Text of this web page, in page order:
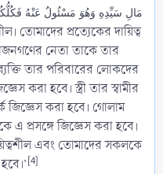
مَالِ سَيِّدِهِ وَهُوَ مَسْئُولٌ عَنْهُ
তোমাদের প্রত্যেকের দায়িত্ব
নেতা তাকে তার
তার পরিবারের লোকদের
করা হবে। স্ত্রী তার স্বামীর
জিজ্ঞেস করা হবে। গোলাম
এ প্রসঙ্গে জিজ্ঞেস করা হবে।
এবং তোমাদের সকলকে
[4]